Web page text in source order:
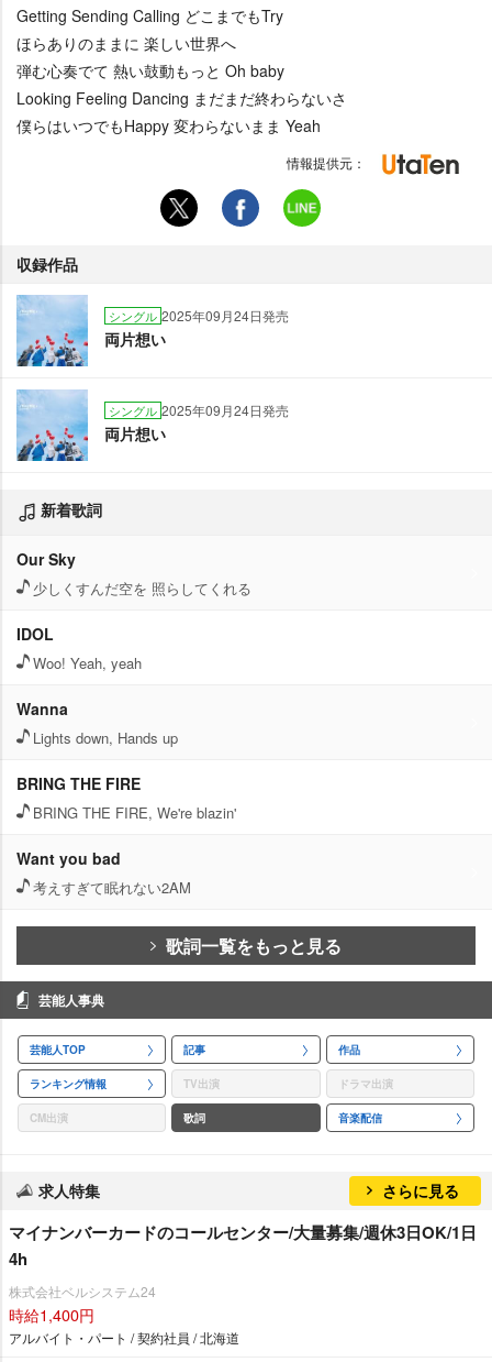
Getting Sending Calling どこまでもTry
ほらありのままに 楽しい世界へ
弾む心奏でて 熱い鼓動もっと Oh baby
Looking Feeling Dancing まだまだ終わらないさ
僕らはいつでもHappy 変わらないまま Yeah
情報提供元：
収録作品
シングル 2025年09月24日発売
両片想い
シングル 2025年09月24日発売
両片想い
新着歌詞
Our Sky
少しくすんだ空を 照らしてくれる
IDOL
Woo! Yeah, yeah
Wanna
Lights down, Hands up
BRING THE FIRE
BRING THE FIRE, We're blazin'
Want you bad
考えすぎて眠れない2AM
歌詞一覧をもっと見る
芸能人事典
芸能人TOP 記事 作品
ランキング情報 TV出演 ドラマ出演
CM出演 歌詞 音楽配信
求人特集 さらに見る
マイナンバーカードのコールセンター/大量募集/週休3日OK/1日
4h
株式会社ベルシステム24
時給1,400円
アルバイト・パート / 契約社員 / 北海道